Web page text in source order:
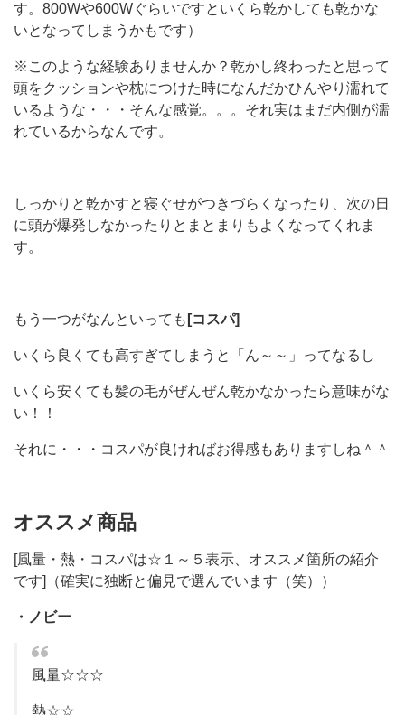
す。800Wや600Wぐらいですといくら乾かしても乾かな
いとなってしまうかもです）
※このような経験ありませんか？乾かし終わったと思って
頭をクッションや枕につけた時になんだかひんやり濡れて
いるような・・・そんな感覚。。。それ実はまだ内側が濡
れているからなんです。
しっかりと乾かすと寝ぐせがつきづらくなったり、次の日
に頭が爆発しなかったりとまとまりもよくなってくれま
す。
もう一つがなんといっても [コスパ]
いくら良くても高すぎてしまうと「ん～～」ってなるし
いくら安くても髪の毛がぜんぜん乾かなかったら意味がな
い！！
それに・・・コスパが良ければお得感もありますしね＾＾
オススメ商品
[風量・熱・コスパは☆１～５表示、オススメ箇所の紹介
です]（確実に独断と偏見で選んでいます（笑））
・ノビー
風量☆☆☆
熱☆☆